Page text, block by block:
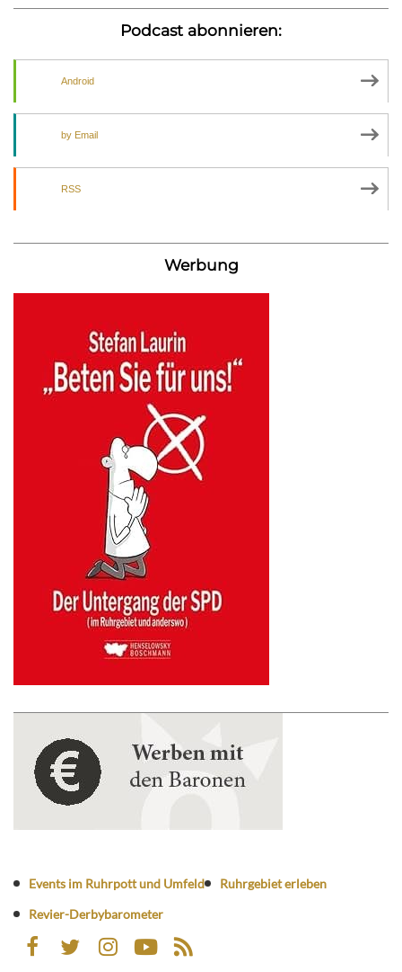
Podcast abonnieren:
Android
by Email
RSS
Werbung
Events im Ruhrpott und Umfeld
Ruhrgebiet erleben
Revier-Derbybarometer